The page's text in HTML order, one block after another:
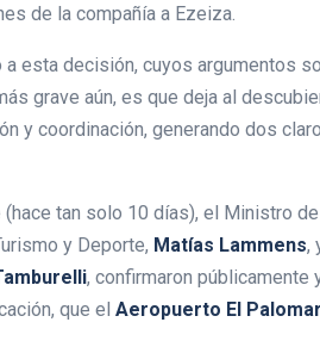
de la compañía a Ezeiza.
esta decisión, cuyos argumentos
grave aún, es que deja al
y coordinación, generando dos
tan solo 10 días), el Ministro
y Deporte, Matías Lammens,
, confirmaron públicamente
que el Aeropuerto El Palomar